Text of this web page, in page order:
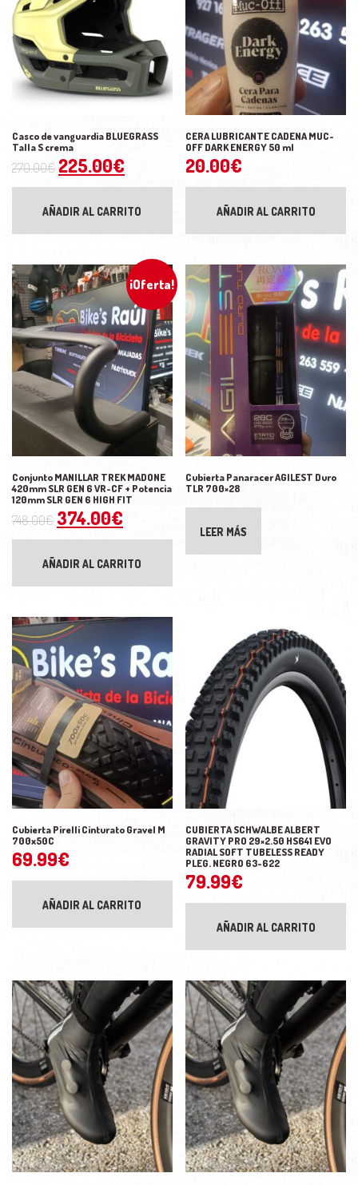
Casco de vanguardia BLUEGRASS
Talla S crema
270.00€ El precio original era: 270.00€.
225.00€ El precio actual es: 225.00€.
AÑADIR AL CARRITO
CERA LUBRICANTE CADENA MUC-
OFF DARK ENERGY 50 ml
20.00€
AÑADIR AL CARRITO
¡Oferta!
Conjunto MANILLAR TREK MADONE
420mm SLR GEN 6 VR-CF + Potencia
120mm SLR GEN 6 HIGH FIT
748.00€ El precio original era: 748.00€.
374.00€
AÑADIR AL CARRITO
Cubierta Panaracer AGILEST Duro
TLR 700×28
LEER MÁS
Cubierta Pirelli Cinturato Gravel M
700x50C
69.99€
AÑADIR AL CARRITO
CUBIERTA SCHWALBE ALBERT
GRAVITY PRO 29×2.50 HS641 EVO
RADIAL SOFT TUBELESS READY
PLEG. NEGRO 63-622
79.99€
AÑADIR AL CARRITO